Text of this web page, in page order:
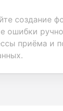
создание
ошибки
приёма и